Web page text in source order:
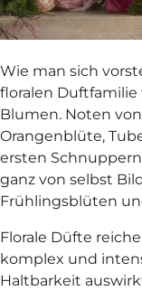
Wie man sich
floralen
Blumen. Noten
Orangenblüte,
ersten
ganz von selbst
Frühlingsblüten
Florale Düfte
komplex und
Haltbarkeit